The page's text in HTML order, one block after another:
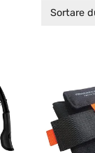
Sortare